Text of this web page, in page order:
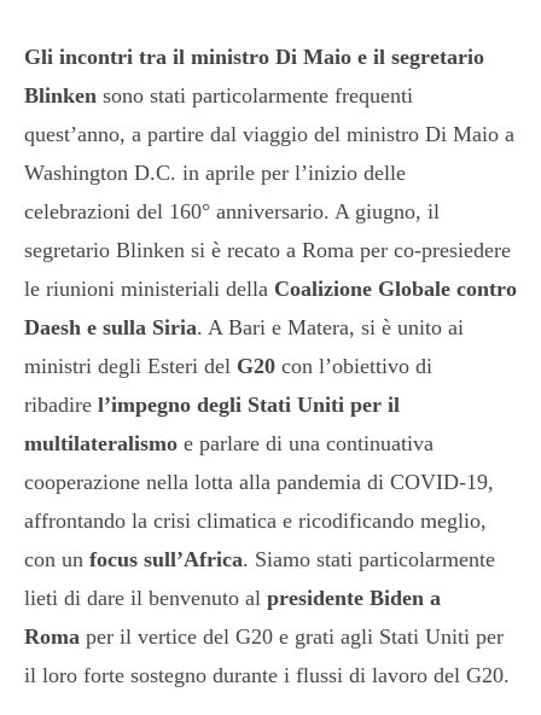
Gli incontri tra il ministro Di Maio e il segretario
Blinken sono stati particolarmente frequenti
quest’anno, a partire dal viaggio del ministro Di Maio a
Washington D.C. in aprile per l’inizio delle
celebrazioni del 160° anniversario. A giugno, il
segretario Blinken si è recato a Roma per co-presiedere
le riunioni ministeriali della Coalizione Globale contro
Daesh e sulla Siria. A Bari e Matera, si è unito ai
ministri degli Esteri del G20 con l’obiettivo di
ribadire l’impegno degli Stati Uniti per il
multilateralismo e parlare di una continuativa
cooperazione nella lotta alla pandemia di COVID-19,
affrontando la crisi climatica e ricodificando meglio,
con un focus sull’Africa. Siamo stati particolarmente
lieti di dare il benvenuto al presidente Biden a
Roma per il vertice del G20 e grati agli Stati Uniti per
il loro forte sostegno durante i flussi di lavoro del G20.